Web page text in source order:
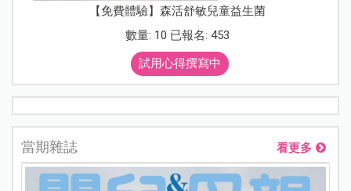
【免費體驗】森活舒敏兒童益生菌
數量: 10 已報名: 453
試用心得撰寫中
當期雜誌 看更多